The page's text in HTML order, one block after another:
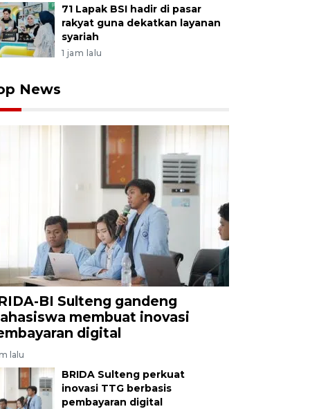
71 Lapak BSI hadir di pasar
rakyat guna dekatkan layanan
syariah
1 jam lalu
News
BI Sulteng gandeng
membuat inovasi
digital
lalu
BRIDA Sulteng perkuat
inovasi TTG berbasis
pembayaran digital